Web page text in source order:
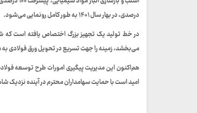
درصدی، در بهار سال ۱۴۰۱ به طور کامل رونمایی می‌شود.
می‌بخشد، زمینه را جهت تسریع در تحویل ورق فولادی
هم‌اکنون این مدیریت پیگیری امورات طرح توسعه
امید است با حمایت سهامداران محترم در آینده نزدیک